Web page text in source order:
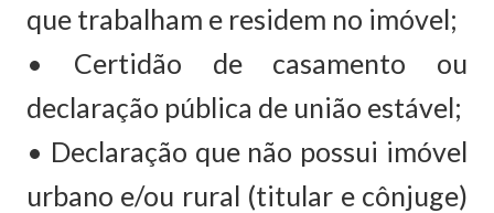
que trabalham e residem no imóvel;
• Certidão de casamento ou
declaração pública de união estável;
• Declaração que não possui imóvel
urbano e/ou rural (titular e cônjuge)